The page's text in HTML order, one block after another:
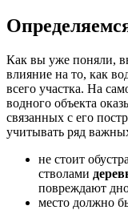
Как вы уже поняли,
влияние на то, как
всего участка. На
водного объекта
связанных с его
учитывать ряд
не стоит
стволами
повреждают
место должно